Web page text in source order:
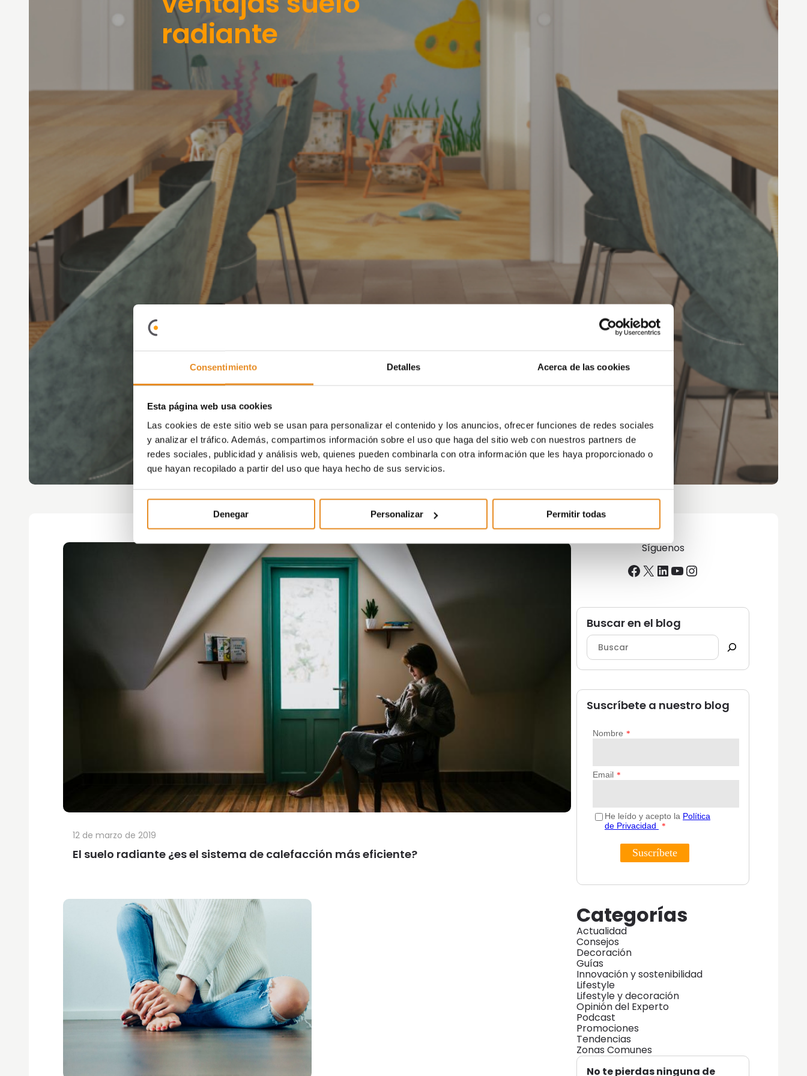
Consentimiento Detalles Acerca de las cookies
Esta página web usa cookies
Las cookies de este sitio web se usan para personalizar el contenido y los anuncios, ofrecer funciones de redes sociales
y analizar el tráfico. Además, compartimos información sobre el uso que haga del sitio web con nuestros partners de
redes sociales, publicidad y análisis web, quienes pueden combinarla con otra información que les haya proporcionado o
que hayan recopilado a partir del uso que haya hecho de sus servicios.
Denegar Personalizar Permitir todas
radiante
El suelo radiante ¿es el sistema de calefacción más eficiente?
12 de marzo de 2019
Síguenos
Facebook
X LinkedIn
YouTube
Instagram
Buscar en el blog
Suscríbete a nuestro blog
Categorías
Actualidad
Consejos
Decoración
Guías
Innovación y sostenibilidad
Lifestyle
Lifestyle y decoración
Opinión del Experto
Podcast
Promociones
Tendencias
Zonas Comunes
No te pierdas ninguna de